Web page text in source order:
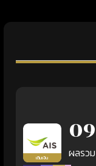
เติมเงิน ผลรว